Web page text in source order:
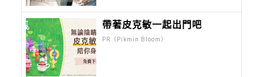
帶著皮克敏一起出門吧
PR（Pikmin Bloom）